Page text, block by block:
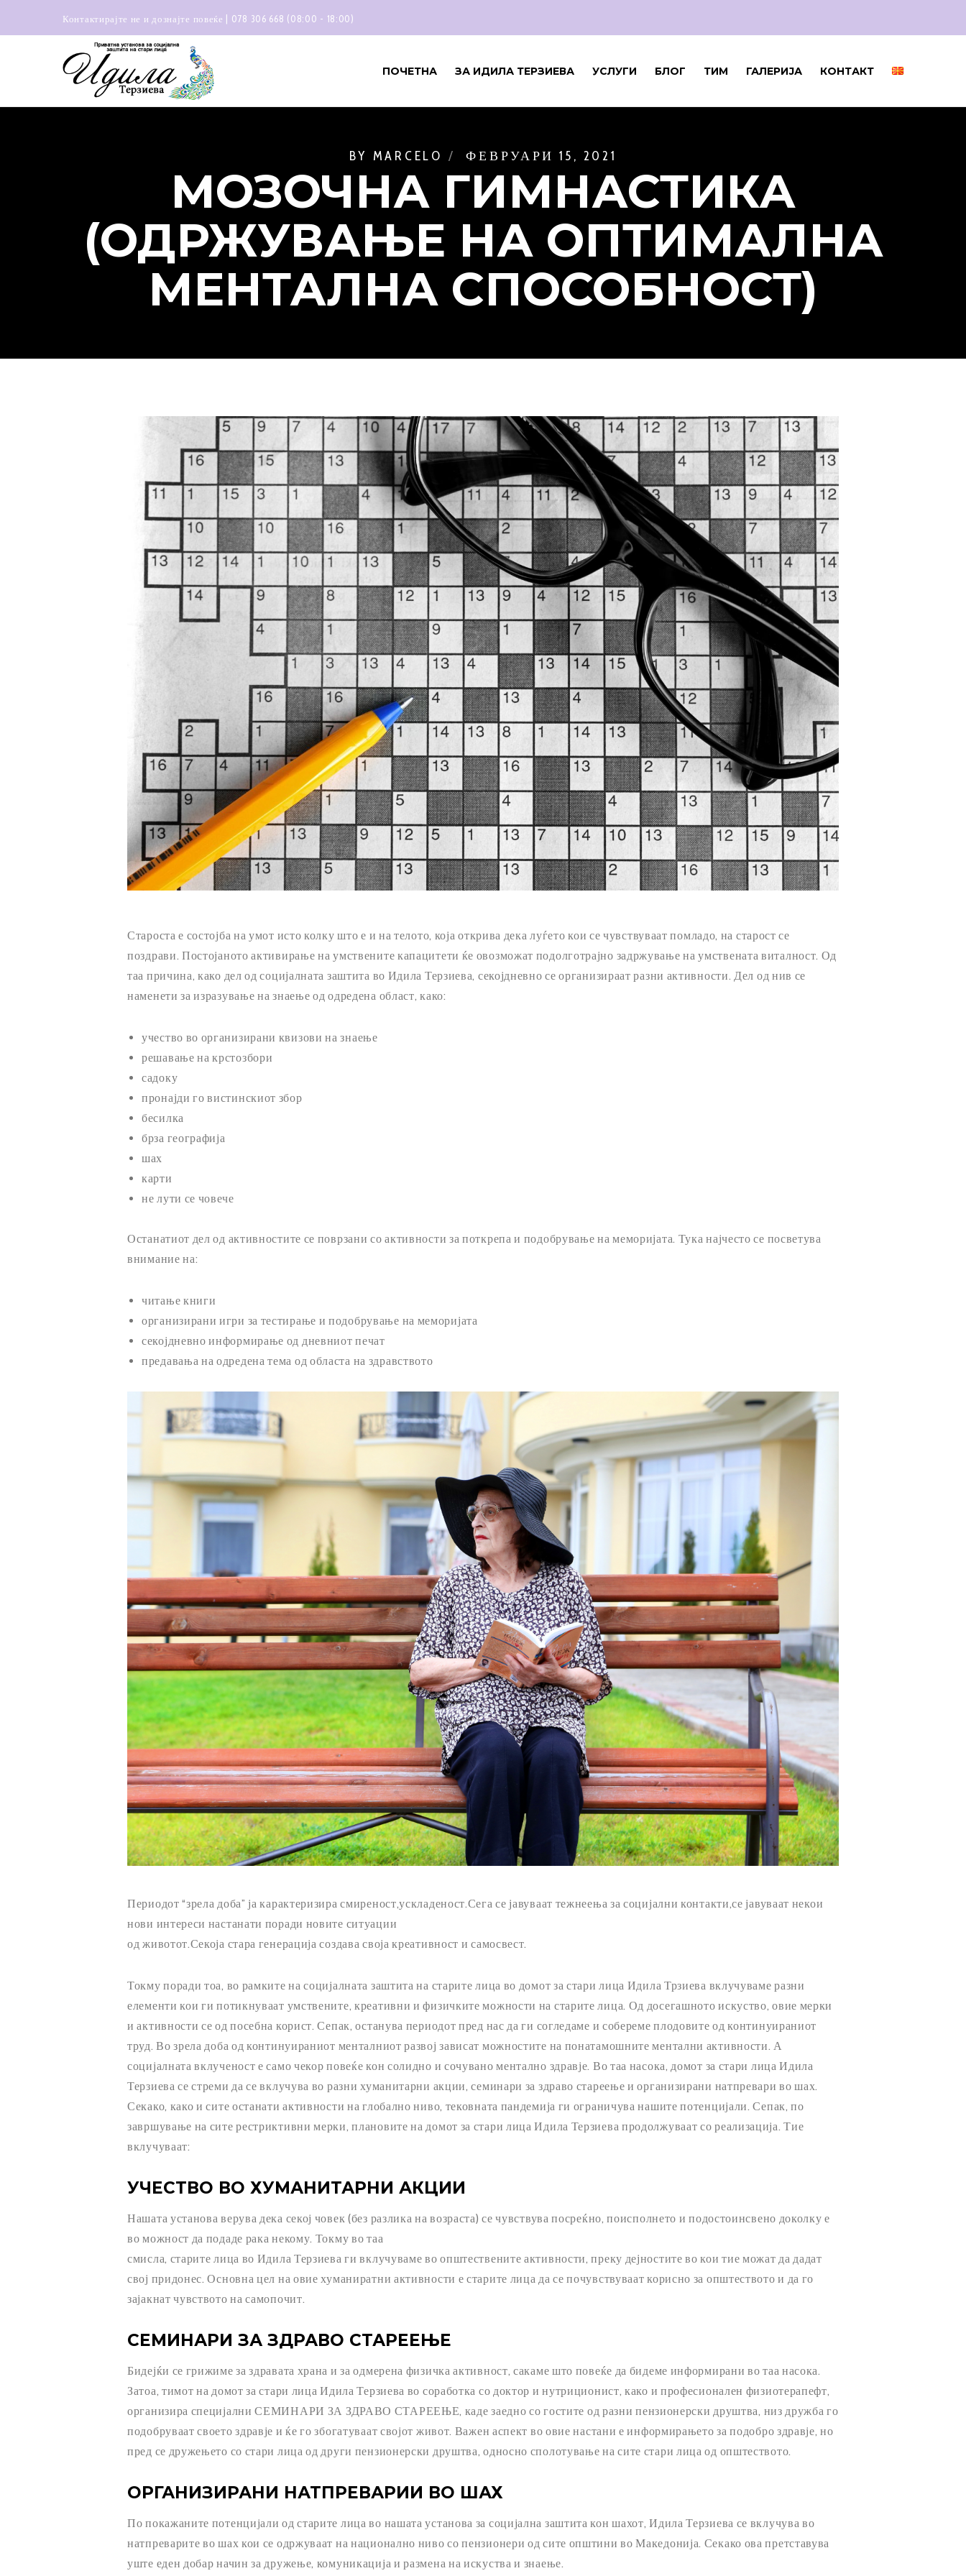
Контактирајте не и дознајте повеќе | 078 306 668 (08:00 - 18:00)
ПОЧЕТНА ЗА ИДИЛА ТЕРЗИЕВА УСЛУГИ БЛОГ ТИМ ГАЛЕРИЈА КОНТАКТ
BY MARCELO ФЕВРУАРИ 15, 2021
МОЗОЧНА ГИМНАСТИКА
(ОДРЖУВАЊЕ НА ОПТИМАЛНА
МЕНТАЛНА СПОСОБНОСТ)
Староста е состојба на умот исто колку што е и на телото, која открива дека луѓето кои се чувствуваат помладо, на старост се
поздрави. Постојаното активирање на умствените капацитети ќе овозможат подолготрајно задржување на умствената виталност. Од
таа причина, како дел од социјалната заштита во Идила Терзиева, секојдневно се организираат разни активности. Дел од нив се
наменети за изразување на знаење од одредена област, како:
учество во организирани квизови на знаење
решавање на крстозбори
садоку
пронајди го вистинскиот збор
бесилка
брза географија
шах
карти
не лути се човече
Останатиот дел од активностите се поврзани со активности за поткрепа и подобрување на меморијата. Тука најчесто се посветува
внимание на:
читање книги
организирани игри за тестирање и подобрување на меморијата
секојдневно информирање од дневниот печат
предавања на одредена тема од областа на здравството
Периодот “зрела доба” ја карактеризира смиреност,ускладеност.Сега се јавуваат тежнеења за социјални контакти,се јавуваат некои
нови интереси настанати поради новите ситуации
од животот.Секоја стара генерација создава своја креативност и самосвест.
Токму поради тоа, во рамките на социјалната заштита на старите лица во домот за стари лица Идила Трзиева вклучуваме разни
елементи кои ги потикнуваат умствените, креативни и физичките можности на старите лица. Од досегашното искуство, овие мерки
и активности се од посебна корист. Сепак, останува периодот пред нас да ги согледаме и собереме плодовите од континуираниот
труд. Во зрела доба од континуираниот менталниот развој зависат можностите на понатамошните ментални активности. А
социјалната вклученост е само чекор повеќе кон солидно и сочувано ментално здравје. Во таа насока, домот за стари лица Идила
Терзиева се стреми да се вклучува во разни хуманитарни акции, семинари за здраво стареење и организирани натпревари во шах.
Секако, како и сите останати активности на глобално ниво, тековната пандемија ги ограничува нашите потенцијали. Сепак, по
завршување на сите рестриктивни мерки, плановите на домот за стари лица Идила Терзиева продолжуваат со реализација. Тие
вклучуваат:
УЧЕСТВО ВО ХУМАНИТАРНИ АКЦИИ
Нашата установа верува дека секој човек (без разлика на возраста) се чувствува посреќно, поисполнето и подостоинсвено доколку е
во можност да подаде рака некому. Токму во таа
смисла, старите лица во Идила Терзиева ги вклучуваме во општествените активности, преку дејностите во кои тие можат да дадат
свој придонес. Основна цел на овие хуманиратни активности е старите лица да се почувствуваат корисно за општеството и да го
зајакнат чувството на самопочит.
СЕМИНАРИ ЗА ЗДРАВО СТАРЕЕЊЕ
Бидејќи се грижиме за здравата храна и за одмерена физичка активност, сакаме што повеќе да бидеме информирани во таа насока.
Затоа, тимот на домот за стари лица Идила Терзиева во соработка со доктор и нутриционист, како и професионален физиотерапефт,
организира специјални СЕМИНАРИ ЗА ЗДРАВО СТАРЕЕЊЕ, каде заедно со гостите од разни пензионерски друштва, низ дружба го
подобруваат своето здравје и ќе го збогатуваат својот живот. Важен аспект во овие настани е информирањето за подобро здравје, но
пред се дружењето со стари лица од други пензионерски друштва, односно сполотување на сите стари лица од општеството.
ОРГАНИЗИРАНИ НАТПРЕВАРИИ ВО ШАХ
По покажаните потенцијали од старите лица во нашата установа за социјална заштита кон шахот, Идила Терзиева се вклучува во
натпреварите во шах кои се одржуваат на национално ниво со пензионери од сите општини во Македонија. Секако ова претставува
уште еден добар начин за дружење, комуникација и размена на искуства и знаење.